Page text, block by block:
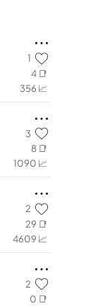
1
4 📑
356 📈
3
8 📑
1090 📈
2
29 📑
4609 📈
2
0 📑